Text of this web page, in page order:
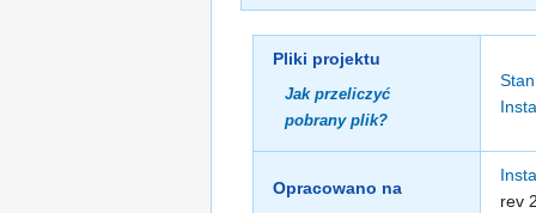
Pliki projektu
Jak przeliczyć
pobrany plik?
Opracowano na
rev